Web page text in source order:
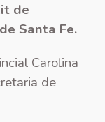
de
Santa Fe.
Carolina
de